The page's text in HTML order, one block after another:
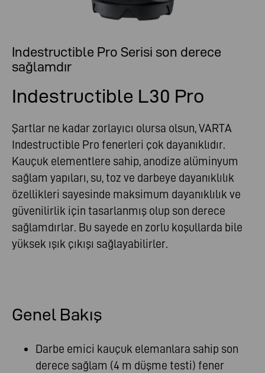
Indestructible Pro Serisi son derece
sağlamdır
Indestructible L30 Pro
Şartlar ne kadar zorlayıcı olursa olsun, VARTA
Indestructible Pro fenerleri çok dayanıklıdır.
Kauçuk elementlere sahip, anodize alüminyum
sağlam yapıları, su, toz ve darbeye dayanıklılık
özellikleri sayesinde maksimum dayanıklılık ve
güvenilirlik için tasarlanmış olup son derece
sağlamdırlar. Bu sayede en zorlu koşullarda bile
yüksek ışık çıkışı sağlayabilirler.
Genel Bakış
Darbe emici kauçuk elemanlara sahip son
derece sağlam (4 m düşme testi) fener